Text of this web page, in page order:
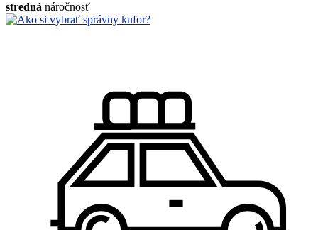
stredná náročnosť